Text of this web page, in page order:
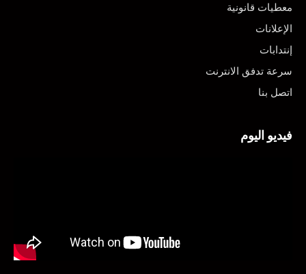
معطيات قانونية
الإعلانات
إنتدابات
سرعة تدفق الانترنت
اتصل بنا
فيديو اليوم